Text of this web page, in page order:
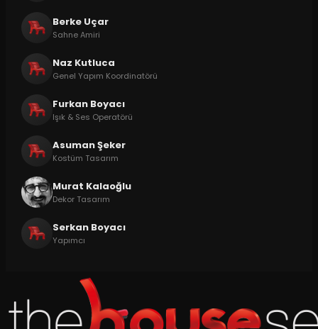
Berke Uçar
Sahne Amiri
Naz Kutluca
Genel Yapım Koordinatörü
Furkan Boyacı
Işık & Ses Operatörü
Asuman Şeker
Kostüm Tasarım
Murat Kalaoğlu
Dekor Tasarım
Serkan Boyacı
Yapımcı